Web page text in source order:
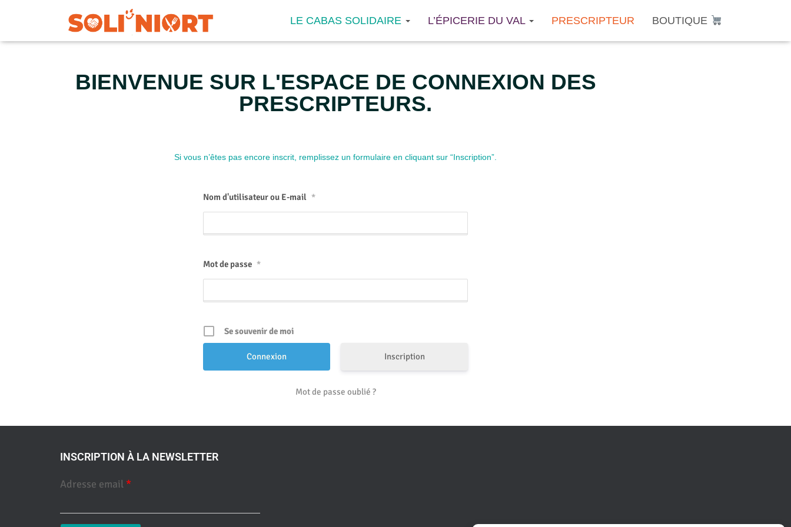
LE CABAS SOLIDAIRE L’ÉPICERIE DU VAL PRESCRIPTEUR BOUTIQUE
BIENVENUE SUR L'ESPACE DE CONNEXION DES
PRESCRIPTEURS.
Si vous n’êtes pas encore inscrit, remplissez un formulaire en cliquant sur “Inscription”.
Nom d'utilisateur ou E-mail *
Mot de passe *
Se souvenir de moi
Inscription
Mot de passe oublié ?
INSCRIPTION À LA NEWSLETTER
Adresse email *